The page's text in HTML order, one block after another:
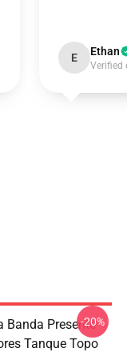
E Ethan
Verified
Banda Presente
Tanque Topo
-20%